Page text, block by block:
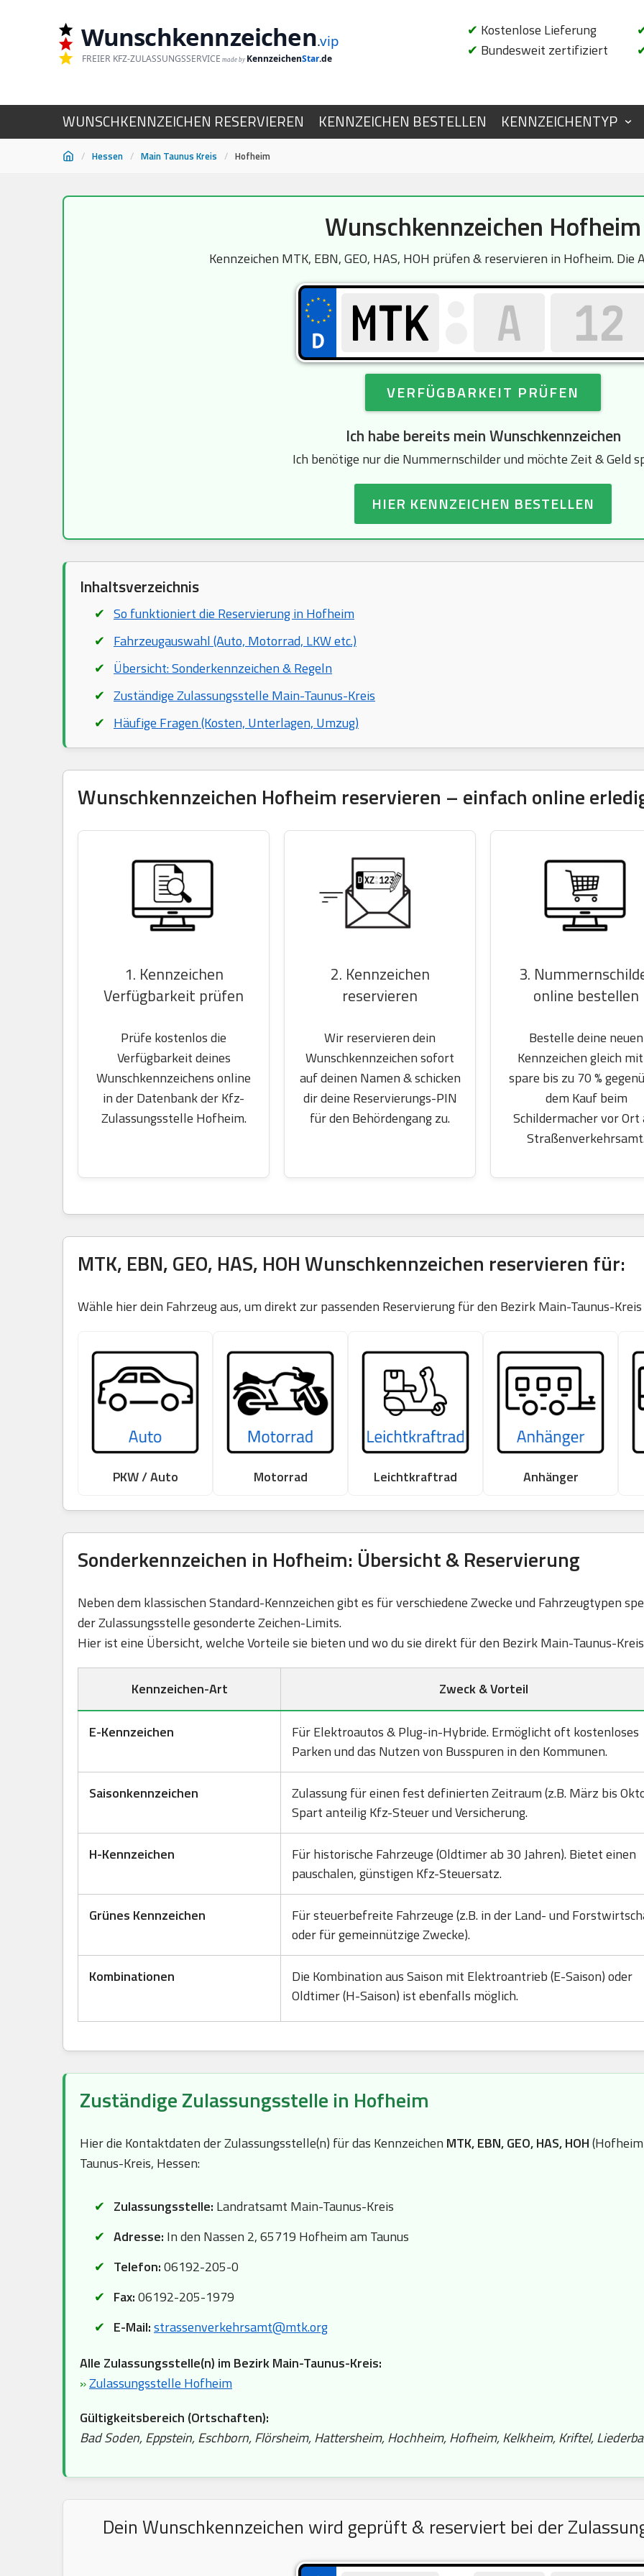
Wunschkennzeichen.vip
FREIER KFZ-ZULASSUNGSSERVICE made by KennzeichenStar.de
✔ Kostenlose Lieferung
✔ Bundesweit zertifiziert
WUNSCHKENNZEICHEN RESERVIEREN KENNZEICHEN BESTELLEN KENNZEICHENTYP
/ Hessen / Main Taunus Kreis / Hofheim
Wunschkennzeichen Hofheim
Kennzeichen MTK, EBN, GEO, HAS, HOH prüfen & reservieren in Hofheim.
VERFÜGBARKEIT PRÜFEN
Ich habe bereits mein Wunschkennzeichen
Ich benötige nur die Nummernschilder und möchte Zeit & Geld
HIER KENNZEICHEN BESTELLEN
Inhaltsverzeichnis
So funktioniert die Reservierung in Hofheim
Fahrzeugauswahl (Auto, Motorrad, LKW etc.)
Übersicht: Sonderkennzeichen & Regeln
Zuständige Zulassungsstelle Main-Taunus-Kreis
Häufige Fragen (Kosten, Unterlagen, Umzug)
Wunschkennzeichen Hofheim reservieren – einfach online
1. Kennzeichen
Verfügbarkeit prüfen
Prüfe kostenlos die
Verfügbarkeit deines
Wunschkennzeichens online
in der Datenbank der Kfz-
Zulassungsstelle Hofheim.
2. Kennzeichen
reservieren
Wir reservieren dein
Wunschkennzeichen sofort
auf deinen Namen & schicken
dir deine Reservierungs-PIN
für den Behördengang zu.
3.
online bestellen
Bestelle deine neuen
Kennzeichen gleich
spare bis zu 70 %
dem Kauf beim
Schildermacher vor Ort
MTK, EBN, GEO, HAS, HOH Wunschkennzeichen reservieren für:
Wähle hier dein Fahrzeug aus, um direkt zur passenden Reservierung für den Bezirk Main-Taunus-
PKW / Auto Motorrad Leichtkraftrad Anhänger
Sonderkennzeichen in Hofheim: Übersicht & Reservierung
Neben dem klassischen Standard-Kennzeichen gibt es für verschiedene Zwecke und Fahrzeugtypen
der Zulassungsstelle gesonderte Zeichen-Limits.
Hier ist eine Übersicht, welche Vorteile sie bieten und wo du sie direkt für den Bezirk Main-Taunus-
Kennzeichen-Art Zweck & Vorteil
E-Kennzeichen
Für Elektroautos & Plug-in-Hybride. Ermöglicht oft kostenloses
Parken und das Nutzen von Busspuren in den Kommunen.
Saisonkennzeichen
Zulassung für einen fest definierten Zeitraum (z.B. März bis
Spart anteilig Kfz-Steuer und Versicherung.
H-Kennzeichen
Für historische Fahrzeuge (Oldtimer ab 30 Jahren). Bietet einen
pauschalen, günstigen Kfz-Steuersatz.
Grünes Kennzeichen
Für steuerbefreite Fahrzeuge (z.B. in der Land- und
oder für gemeinnützige Zwecke).
Kombinationen
Die Kombination aus Saison mit Elektroantrieb (E-Saison) oder
Oldtimer (H-Saison) ist ebenfalls möglich.
Zuständige Zulassungsstelle in Hofheim
Hier die Kontaktdaten der Zulassungsstelle(n) für das Kennzeichen MTK, EBN, GEO, HAS, HOH
Taunus-Kreis, Hessen:
Zulassungsstelle: Landratsamt Main-Taunus-Kreis
Adresse: In den Nassen 2, 65719 Hofheim am Taunus
Telefon:06192-205-0
Fax:06192-205-1979
E-Mail:strassenverkehrsamt@mtk.org
Alle Zulassungsstelle(n) im Bezirk Main-Taunus-Kreis:
»Zulassungsstelle Hofheim
Gültigkeitsbereich (Ortschaften):
Bad Soden, Eppstein, Eschborn, Flörsheim, Hattersheim, Hochheim, Hofheim, Kelkheim, Kriftel,
Dein Wunschkennzeichen wird geprüft & reserviert bei der